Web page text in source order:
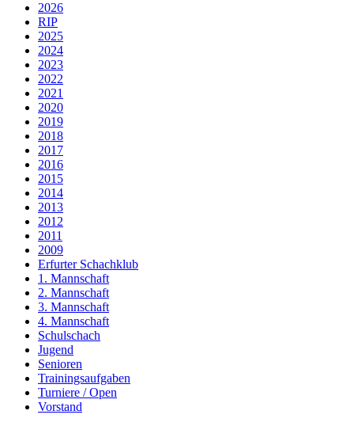
2026
RIP
2025
2024
2023
2022
2021
2020
2019
2018
2017
2016
2015
2014
2013
2012
2011
2009
Erfurter Schachklub
1. Mannschaft
2. Mannschaft
3. Mannschaft
4. Mannschaft
Schulschach
Jugend
Senioren
Trainingsaufgaben
Turniere / Open
Vorstand